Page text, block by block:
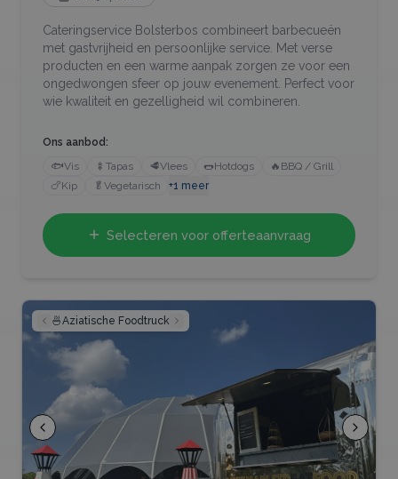
Cateringservice Bolsterbos combineert barbecueën
met gastvrijheid en persoonlijke service. Met verse
producten en een warme aanpak zorgen ze voor een
ongedwongen sfeer op jouw evenement. Perfect voor
wie kwaliteit en gezelligheid wil combineren.
Ons aanbod:
🐟Vis 🍢 Tapas 🥩Vlees 🌭Hotdogs 🔥 BBQ / Grill
🍗Kip 🥬 Vegetarisch +1 meer
Selecteren voor offerteaanvraag
🍜Aziatische Foodtruck